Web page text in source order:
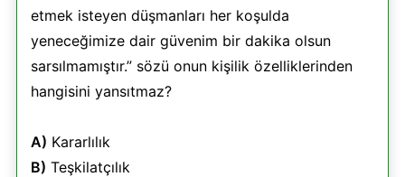
etmek isteyen düşmanları her koşulda
yeneceğimize dair güvenim bir dakika olsun
sarsılmamıştır.” sözü onun kişilik özelliklerinden
hangisini yansıtmaz?
A) Kararlılık
B) Teşkilatçılık